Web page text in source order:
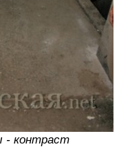
- контраст